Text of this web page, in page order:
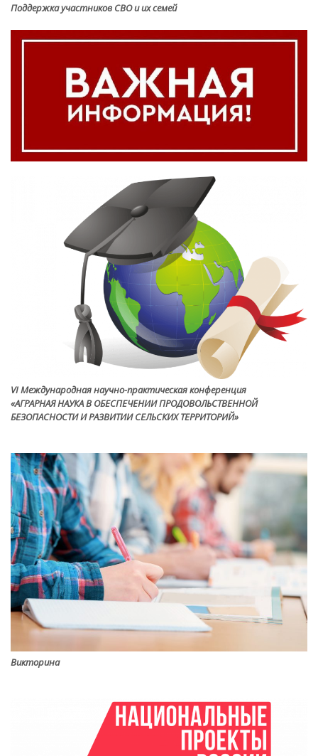
Поддержка участников СВО и их семей
VI Международная научно-практическая конференция
«АГРАРНАЯ НАУКА В ОБЕСПЕЧЕНИИ ПРОДОВОЛЬСТВЕННОЙ
БЕЗОПАСНОСТИ И РАЗВИТИИ СЕЛЬСКИХ ТЕРРИТОРИЙ»
Викторина